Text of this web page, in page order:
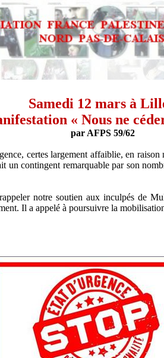
Samedi 12 mars à
« Nous ne
par AFPS 59/62
certes largement affaiblie, en
un contingent remarquable par son
notre soutien aux inculpés de
Il a appelé à poursuivre la